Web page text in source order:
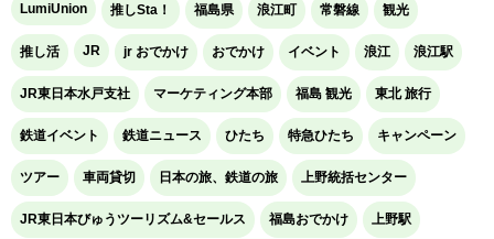
LumiUnion 推しSta！ 福島県 浪江町 常磐線 観光
推し活 JR jr おでかけ おでかけ イベント 浪江 浪江駅
JR東日本水戸支社 マーケティング本部 福島 観光 東北 旅行
鉄道イベント 鉄道ニュース ひたち 特急ひたち キャンペーン
ツアー 車両貸切 日本の旅、鉄道の旅 上野統括センター
JR東日本びゅうツーリズム&セールス 福島おでかけ 上野駅